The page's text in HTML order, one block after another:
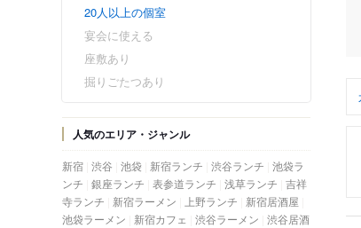
20人以上の個室
宴会に使える
座敷あり
掘りごたつあり
人気のエリア・ジャンル
新宿 渋谷 池袋 新宿ランチ 渋谷ランチ 池袋ラ
ンチ 銀座ランチ 表参道ランチ 浅草ランチ 吉祥
寺ランチ
新宿ラーメン 上野ランチ
新宿居酒屋
池袋ラーメン
新宿カフェ 渋谷ラーメン 渋谷居酒